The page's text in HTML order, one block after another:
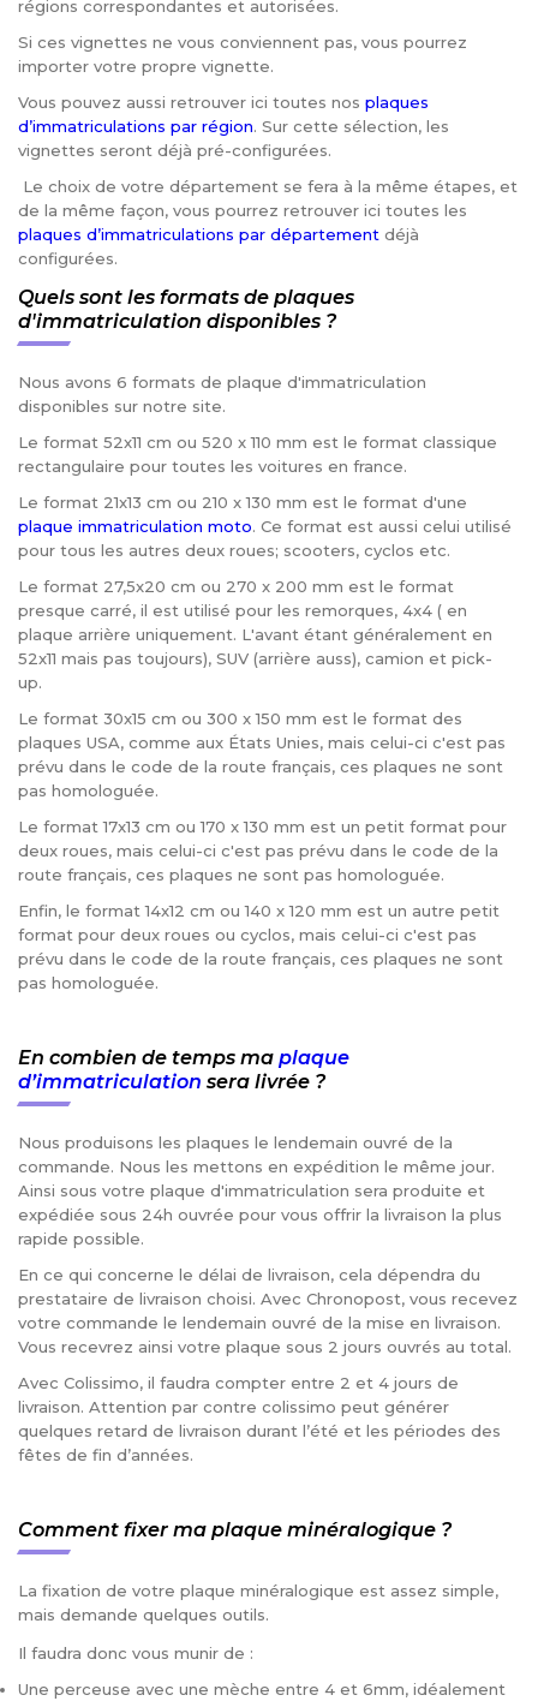
régions correspondantes et autorisées.
Si ces vignettes ne vous conviennent pas, vous pourrez
importer votre propre vignette.
Vous pouvez aussi retrouver ici toutes nos plaques
d’immatriculations par région. Sur cette sélection, les
vignettes seront déjà pré-configurées.
Le choix de votre département se fera à la même étapes, et
de la même façon, vous pourrez retrouver ici toutes les
plaques d’immatriculations par département déjà
configurées.
Quels sont les formats de plaques
d'immatriculation disponibles ?
Nous avons 6 formats de plaque d'immatriculation
disponibles sur notre site.
Le format 52x11 cm ou 520 x 110 mm est le format classique
rectangulaire pour toutes les voitures en france.
Le format 21x13 cm ou 210 x 130 mm est le format d'une
plaque immatriculation moto. Ce format est aussi celui utilisé
pour tous les autres deux roues; scooters, cyclos etc.
Le format 27,5x20 cm ou 270 x 200 mm est le format
presque carré, il est utilisé pour les remorques, 4x4 ( en
plaque arrière uniquement. L'avant étant généralement en
52x11 mais pas toujours), SUV (arrière auss), camion et pick-
up.
Le format 30x15 cm ou 300 x 150 mm est le format des
plaques USA, comme aux États Unies, mais celui-ci c'est pas
prévu dans le code de la route français, ces plaques ne sont
pas homologuée.
Le format 17x13 cm ou 170 x 130 mm est un petit format pour
deux roues, mais celui-ci c'est pas prévu dans le code de la
route français, ces plaques ne sont pas homologuée.
Enfin, le format 14x12 cm ou 140 x 120 mm est un autre petit
format pour deux roues ou cyclos, mais celui-ci c'est pas
prévu dans le code de la route français, ces plaques ne sont
pas homologuée.
En combien de temps ma plaque
d’immatriculation sera livrée ?
Nous produisons les plaques le lendemain ouvré de la
commande. Nous les mettons en expédition le même jour.
Ainsi sous votre plaque d'immatriculation sera produite et
expédiée sous 24h ouvrée pour vous offrir la livraison la plus
rapide possible.
En ce qui concerne le délai de livraison, cela dépendra du
prestataire de livraison choisi. Avec Chronopost, vous recevez
votre commande le lendemain ouvré de la mise en livraison.
Vous recevrez ainsi votre plaque sous 2 jours ouvrés au total.
Avec Colissimo, il faudra compter entre 2 et 4 jours de
livraison. Attention par contre colissimo peut générer
quelques retard de livraison durant l’été et les périodes des
fêtes de fin d’années.
Comment fixer ma plaque minéralogique ?
La fixation de votre plaque minéralogique est assez simple,
mais demande quelques outils.
Il faudra donc vous munir de :
Une perceuse avec une mèche entre 4 et 6mm, idéalement